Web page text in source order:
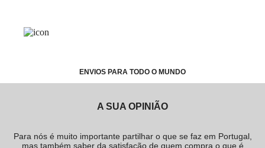
ENVIOS PARA TODO O MUNDO
A SUA OPINIÃO
Para nós é muito importante partilhar o que se faz em Portugal,
mas também saber da satisfação de quem compra o que é